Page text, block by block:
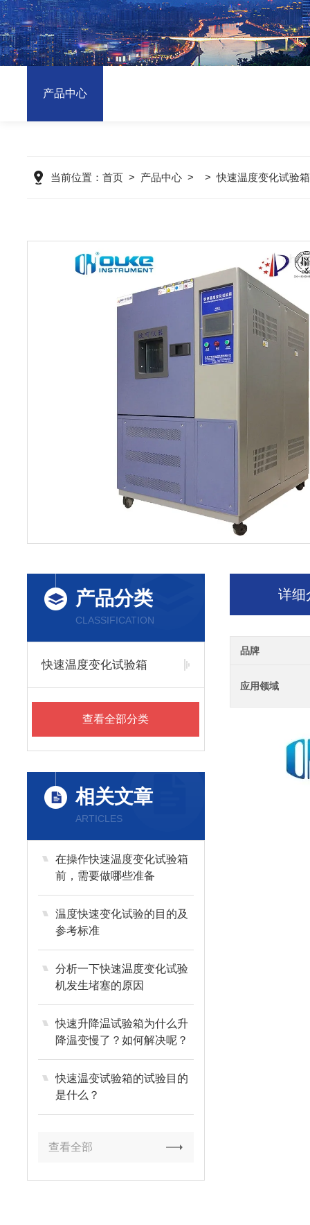
产品中心
当前位置： 首页 > 产品中心 > >快速温度变化试验箱
产品分类
CLASSIFICATION
快速温度变化试验箱
查看全部分类
相关文章
ARTICLES
在操作快速温度变化试验箱
前，需要做哪些准备
温度快速变化试验的目的及
参考标准
分析一下快速温度变化试验
机发生堵塞的原因
快速升降温试验箱为什么升
降温变慢了？如何解决呢？
快速温变试验箱的试验目的
是什么？
查看全部
详细
品牌
应用领域